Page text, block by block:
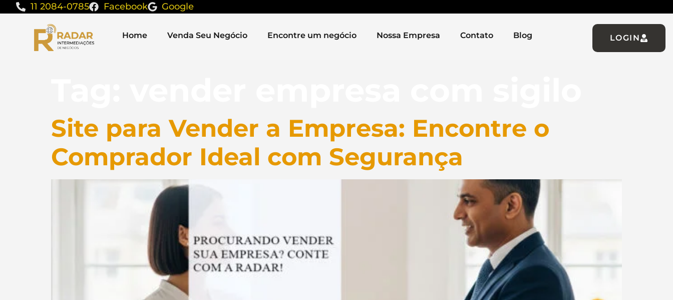
11 2084-0785 Facebook Google
Home Venda Seu Negócio Encontre um negócio Nossa Empresa Contato Blog LOGIN
Site para Vender a Empresa: Encontre o
Comprador Ideal com Segurança